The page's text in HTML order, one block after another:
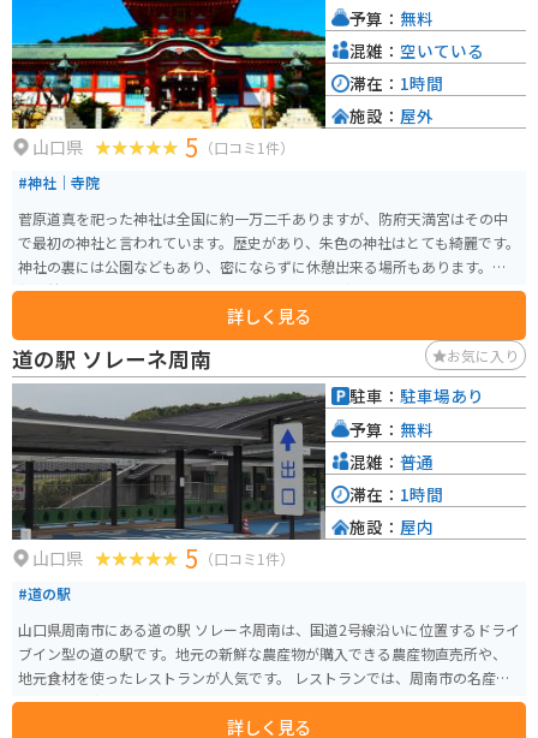
や、地元で採れた果物を使ったジャムなどは、旅の思い出にぴったりです。
山口県 5 （口コミ1件）
#神社｜寺院
菅原道真を祀った神社は全国に約一万二千ありますが、防府天満宮はその中
で最初の神社と言われています。歴史があり、朱色の神社はとても綺麗です。
神社の裏には公園などもあり、密にならずに休憩出来る場所もあります。神
社の麓にはお土産屋さんもあり、名物の天神餅なども食べられます。
詳しく見る
予算： 無料
混雑： 空いている
滞在： 1時間
施設： 屋外
道の駅 ソレーネ周南 お気に入り
山口県 5 （口コミ1件）
#道の駅
山口県周南市にある道の駅 ソレーネ周南は、国道2号線沿いに位置するドライ
ブイン型の道の駅です。地元の新鮮な農産物が購入できる農産物直売所や、
地元食材を使ったレストランが人気です。 レストランでは、周南市の名産品
である「周南みかん」を使ったソフトクリームやジュースがおすすめです。
また、地元産の新鮮な魚介類を使った料理も楽しむことができます。 バイク
詳しく見る
駐車： 駐車場あり
予算： 無料
混雑： 普通
滞在： 1時間
施設： 屋内